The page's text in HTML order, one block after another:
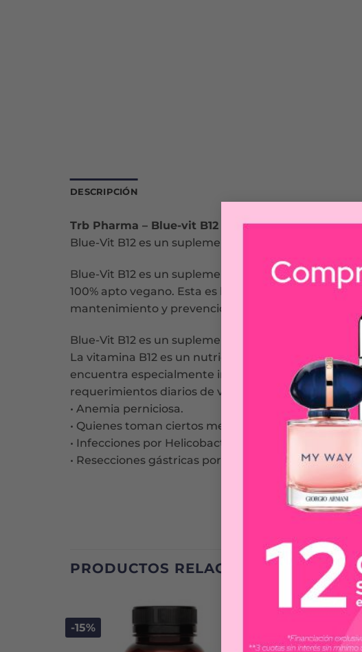
DESCRIPCIÓN
Trb Pharma – Blue-vit B12
Blue-Vit B12 es un suplemento dietario a base de
Blue-Vit B12 es un suplemento dietario que aporta
100% apto vegano. Esta es la dosis recomendada
mantenimiento y prevención del déficit de vitamina
Blue-Vit B12 es un suplemento dietario a base de
La vitamina B12 es un nutriente esencial.
encuentra especialmente indicado para
requerimientos diarios de vitamina B12 y personas
• Anemia perniciosa.
• Quienes toman ciertos medicamentos
• Infecciones por Helicobacter Pylori que produce
• Resecciones gástricas por obesidad o cáncer,
PRODUCTOS RELACIONADOS
-15%